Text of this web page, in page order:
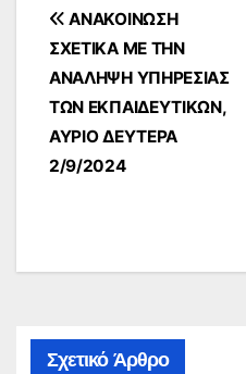
Πλοήγηση
άρθρων
ΑΝΑΚΟΙΝΩΣΗ
ΣΧΕΤΙΚΑ ΜΕ ΤΗΝ
ΑΝΑΛΗΨΗ ΥΠΗΡΕΣΙΑΣ
ΤΩΝ ΕΚΠΑΙΔΕΥΤΙΚΩΝ,
ΑΥΡΙΟ ΔΕΥΤΕΡΑ
2/9/2024
Σχετικό Άρθρο